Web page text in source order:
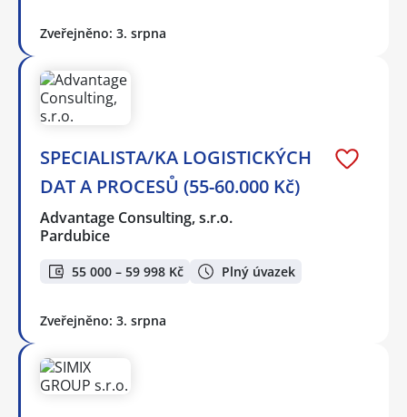
Zveřejněno: 3. srpna
SPECIALISTA/KA LOGISTICKÝCH
DAT A PROCESŮ (55-60.000 Kč)
Advantage Consulting, s.r.o.
Pardubice
55 000 – 59 998 Kč Plný úvazek
Zveřejněno: 3. srpna